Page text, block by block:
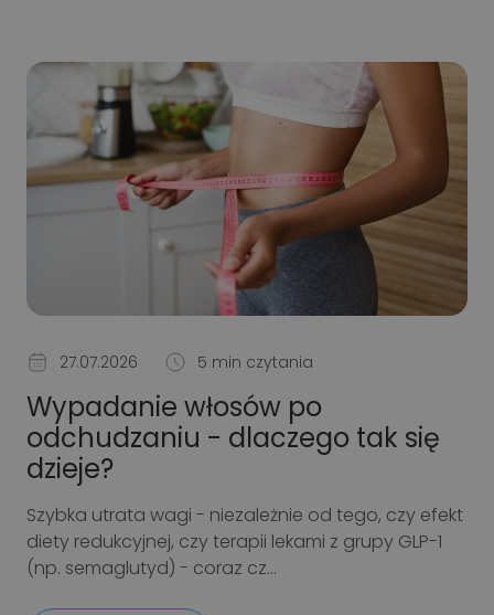
27.07.2026 5 min czytania
Wypadanie włosów po
odchudzaniu - dlaczego tak się
dzieje?
Szybka utrata wagi - niezależnie od tego, czy efekt
diety redukcyjnej, czy terapii lekami z grupy GLP-1
(np. semaglutyd) - coraz cz...